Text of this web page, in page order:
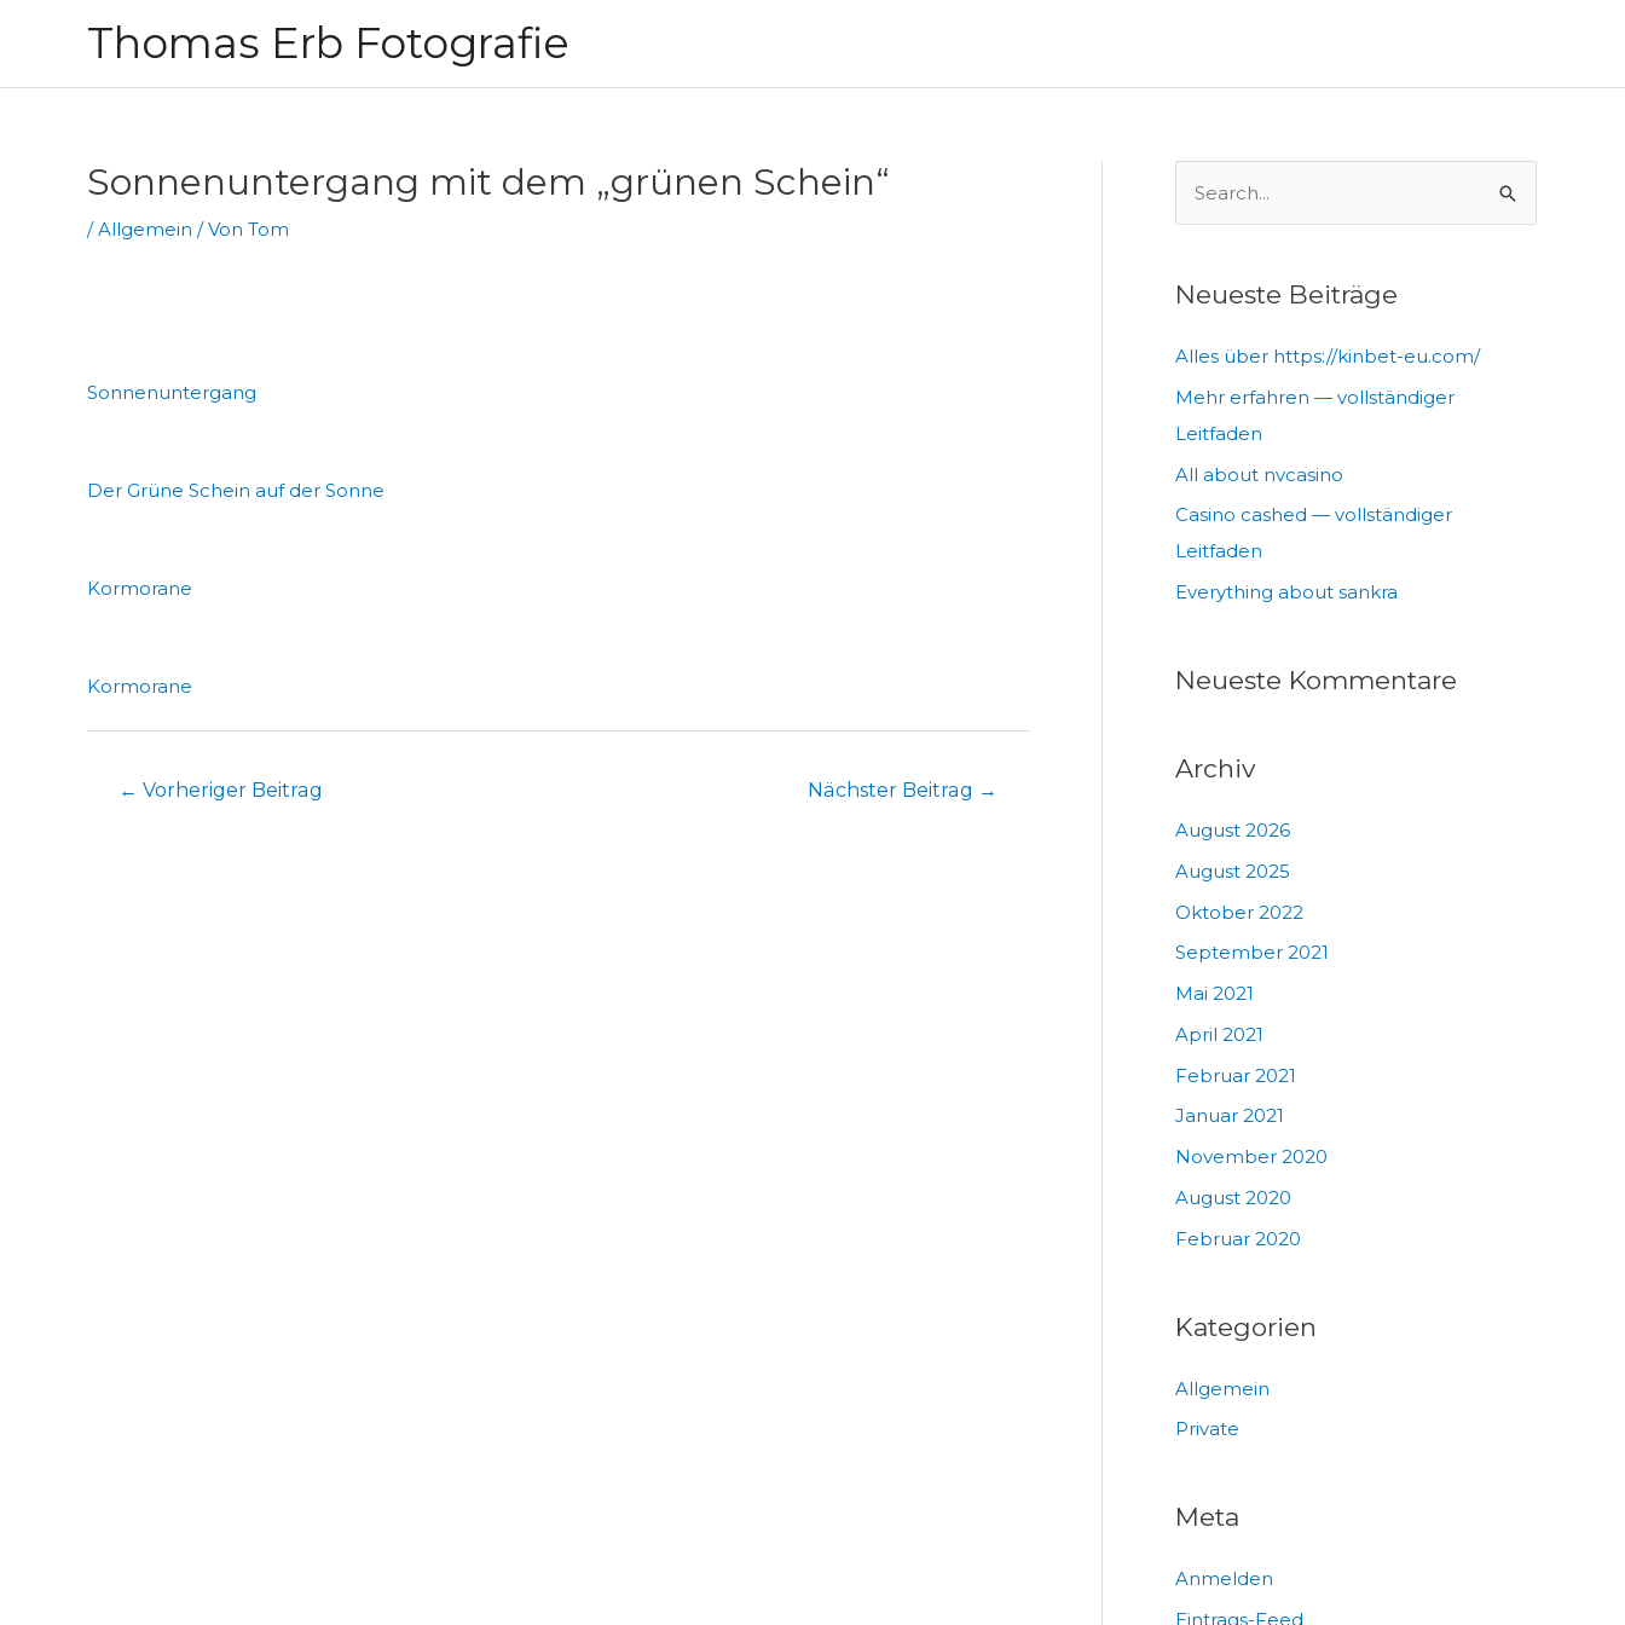
Thomas Erb Fotografie
Sonnenuntergang mit dem „grünen Schein“
/Allgemein / Von Tom
Sonnenuntergang
Der Grüne Schein auf der Sonne
Kormorane
Kormorane
Beitragsnavigation
← Vorheriger Beitrag Nächster Beitrag →
h
n
n
a
c
h
:
Neueste Beiträge
Alles über https://kinbet-eu.com/
Mehr erfahren — vollständiger
Leitfaden
All about nvcasino
Casino cashed — vollständiger
Leitfaden
Everything about sankra
Neueste Kommentare
Archiv
August 2026
August 2025
Oktober 2022
September 2021
Mai 2021
April 2021
Februar 2021
Januar 2021
November 2020
August 2020
Februar 2020
Kategorien
Allgemein
Private
Meta
Anmelden
Eintrags-Feed